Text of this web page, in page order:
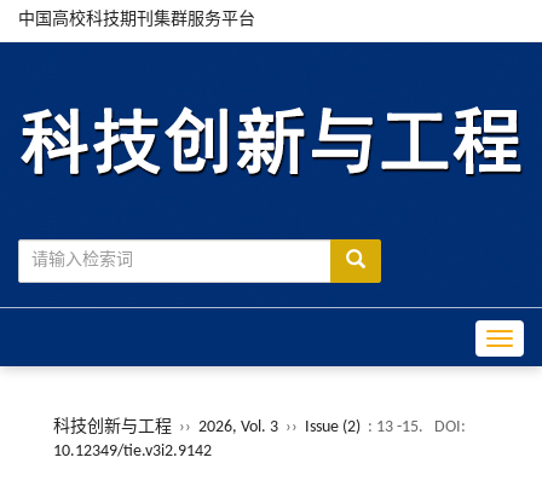
中国高校科技期刊集群服务平台
科技创新与工程 ›› 2026, Vol. 3 ›› Issue (2) : 13 -15.
DOI:
10.12349/tie.v3i2.9142